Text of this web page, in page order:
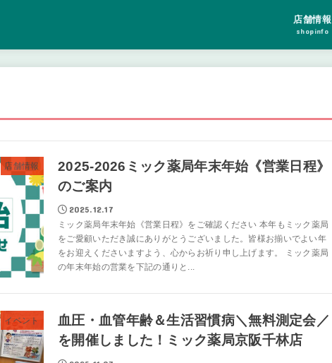
店舗情報
shopinfo
店舗情報
2025-2026ミック薬局年末年始《営業日程》
のご案内
2025.12.17
ミック薬局年末年始《営業日程》をご確認ください 本年もミック薬局
をご愛顧いただき誠にありがとうございました。皆様お揃いでよい年
をお迎えくださいますよう、心からお祈り申し上げます。 ミック薬局
の年末年始の営業を下記の通りと...
イベント
血圧・血管年齢＆生活習慣病＼無料測定会／
を開催しました！ミック薬局京阪千林店